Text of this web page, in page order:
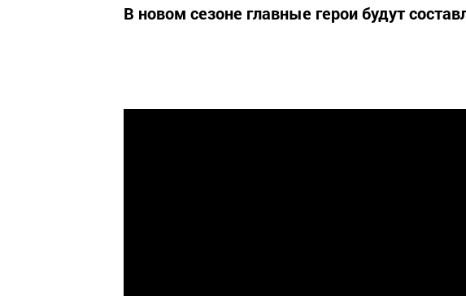
В новом сезоне главные герои будут